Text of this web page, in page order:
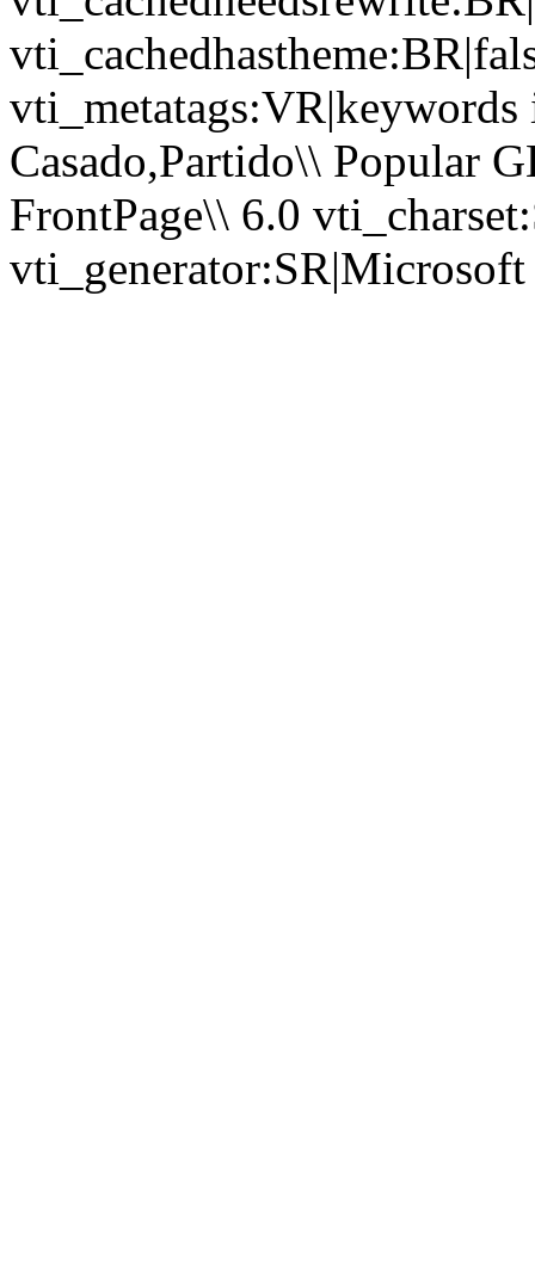
Casado,Partido\\ Popular
FrontPage\\ 6.0
vti_generator:SR|Microsoft